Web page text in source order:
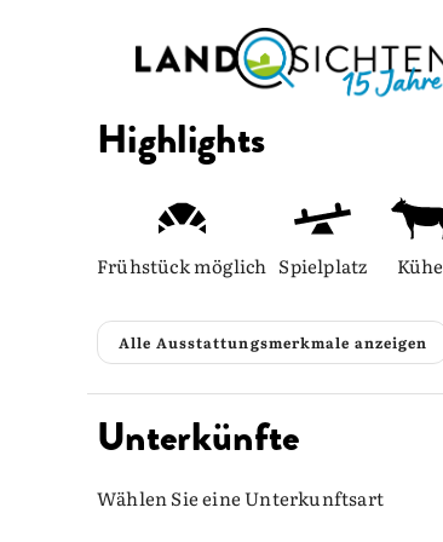
Highlights
Frühstück möglich Spielplatz Kühe
Alle Ausstattungsmerkmale anzeigen
Unterkünfte
Wählen Sie eine Unterkunftsart